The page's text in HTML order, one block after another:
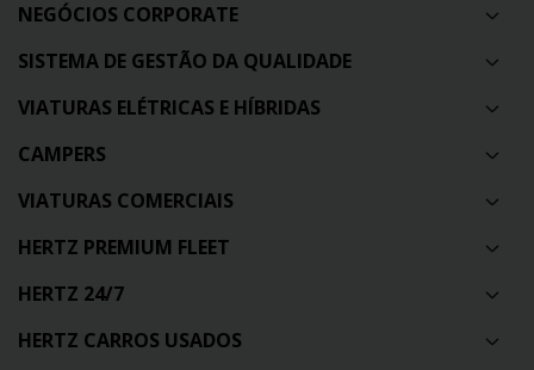
NEGÓCIOS CORPORATE
SISTEMA DE GESTÃO DA QUALIDADE
VIATURAS ELÉTRICAS E HÍBRIDAS
CAMPERS
VIATURAS COMERCIAIS
HERTZ PREMIUM FLEET
HERTZ 24/7
HERTZ CARROS USADOS